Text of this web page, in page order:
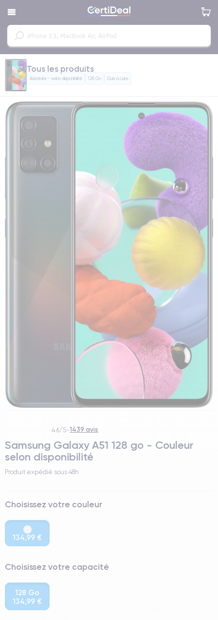
Tous les produits
Aléatoire - selon disponibilité 128 Go Durs à cuire
4.6/5-1439 avis
Samsung Galaxy A51 128 go - Couleur
selon disponibilité
Produit expédié sous 48h
Choisissez votre couleur
134,99 €
Choisissez votre capacité
128 Go
134,99 €